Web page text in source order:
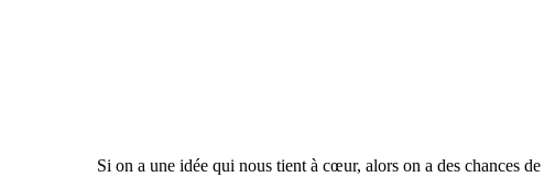
Si on a une idée qui nous tient à cœur, alors on a des chances